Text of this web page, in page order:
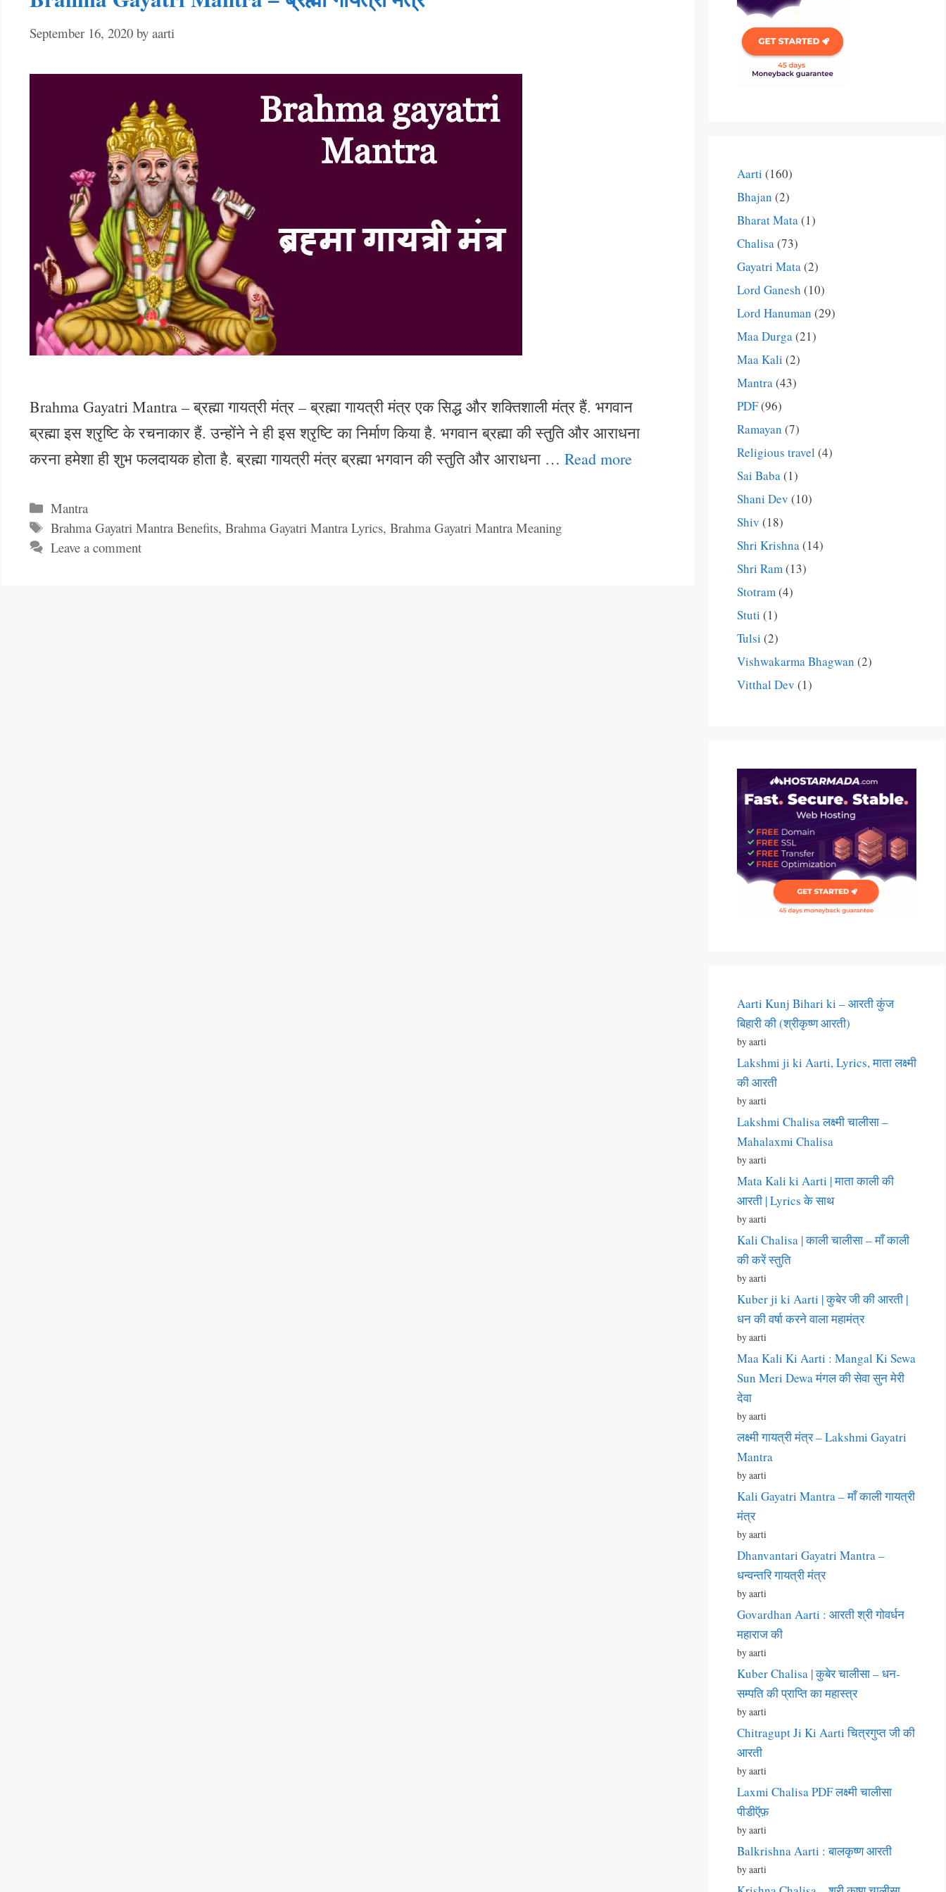
September 16, 2020 by aarti
Brahma Gayatri Mantra – ब्रह्मा गायत्री मंत्र – ब्रह्मा गायत्री मंत्र एक सिद्ध और शक्तिशाली मंत्र हैं. भगवान
ब्रह्मा इस श्रृष्टि के रचनाकार हैं. उन्होंने ने ही इस श्रृष्टि का निर्माण किया है. भगवान ब्रह्मा की स्तुति और आराधना
करना हमेशा ही शुभ फलदायक होता है. ब्रह्मा गायत्री मंत्र ब्रह्मा भगवान की स्तुति और आराधना … Read more
Categories
Mantra
Tags
Brahma Gayatri Mantra Benefits, Brahma Gayatri Mantra Lyrics, Brahma Gayatri Mantra Meaning
Leave a comment
Aarti (160)
Bhajan (2)
Bharat Mata(1)
Chalisa(73)
Gayatri Mata(2)
Lord Ganesh (10)
Lord Hanuman (29)
Maa Durga(21)
Maa Kali (2)
Mantra(43)
PDF(96)
Ramayan (7)
Religious travel (4)
Sai Baba(1)
Shani Dev (10)
Shiv (18)
Shri Krishna(14)
Shri Ram(13)
Stotram(4)
Stuti (1)
Tulsi (2)
Vishwakarma Bhagwan (2)
Vitthal Dev (1)
Aarti Kunj Bihari ki – आरती कुंज
बिहारी की (श्रीकृष्ण आरती)
by aarti
Lakshmi ji ki Aarti, Lyrics, माता लक्ष्मी
की आरती
by aarti
Lakshmi Chalisa लक्ष्मी चालीसा –
Mahalaxmi Chalisa
by aarti
Mata Kali ki Aarti | माता काली की
आरती | Lyrics के साथ
by aarti
Kali Chalisa | काली चालीसा – माँ काली
की करें स्तुति
by aarti
Kuber ji ki Aarti | कुबेर जी की आरती |
धन की वर्षा करने वाला महामंत्र
by aarti
Maa Kali Ki Aarti : Mangal Ki Sewa
Sun Meri Dewa मंगल की सेवा सुन मेरी
देवा
by aarti
लक्ष्मी गायत्री मंत्र – Lakshmi Gayatri
Mantra
by aarti
Kali Gayatri Mantra – माँ काली गायत्री
मंत्र
by aarti
Dhanvantari Gayatri Mantra –
धन्वन्तरि गायत्री मंत्र
by aarti
Govardhan Aarti : आरती श्री गोवर्धन
महाराज की
by aarti
Kuber Chalisa | कुबेर चालीसा – धन-
सम्पति की प्राप्ति का महास्त्र
by aarti
Chitragupt Ji Ki Aarti चित्रगुप्त जी की
आरती
by aarti
Laxmi Chalisa PDF लक्ष्मी चालीसा
पीडीऍफ़
by aarti
Balkrishna Aarti : बालकृष्ण आरती
by aarti